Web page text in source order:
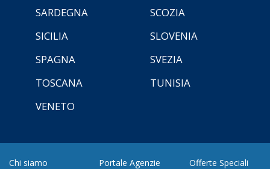
SARDEGNA
SCOZIA
SICILIA
SLOVENIA
SPAGNA
SVEZIA
TOSCANA
TUNISIA
VENETO
Chi siamo
Portale Agenzie
Offerte Speciali